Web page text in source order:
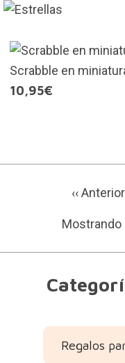
Scrabble en
10,95€
‹‹ Anterior
Mostrando
Regalos